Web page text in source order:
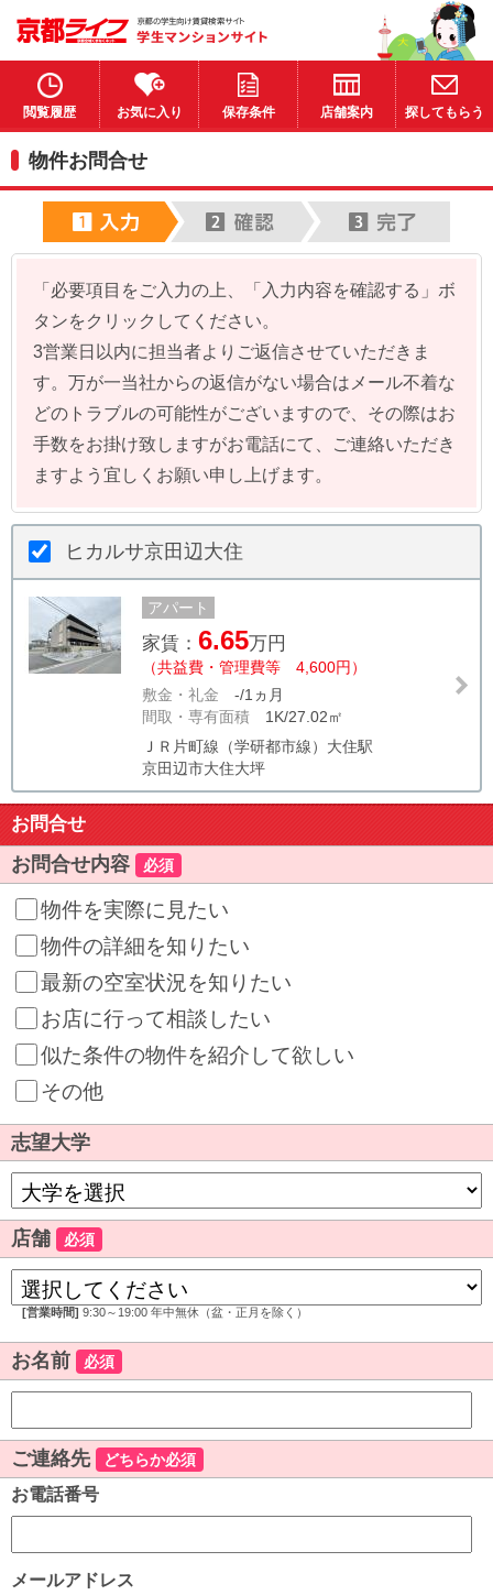
閲覧履歴 お気に入り 保存条件 店舗案内 探してもらう
物件お問合せ
「必要項目をご入力の上、「入力内容を確認する」ボ
タンをクリックしてください。
3営業日以内に担当者よりご返信させていただきま
す。万が一当社からの返信がない場合はメール不着な
どのトラブルの可能性がございますので、その際はお
手数をお掛け致しますがお電話にて、ご連絡いただき
ますよう宜しくお願い申し上げます。
ヒカルサ京田辺大住
アパート
家賃： 6.65万円
（共益費・管理費等 4,600円）
敷金・礼金 -/1ヵ月
間取・専有面積 1K/27.02㎡
ＪＲ片町線（学研都市線）大住駅
京田辺市大住大坪
お問合せ
お問合せ内容 必須
物件を実際に見たい
物件の詳細を知りたい
最新の空室状況を知りたい
お店に行って相談したい
似た条件の物件を紹介して欲しい
その他
志望大学
店舗 必須
[営業時間] 9:30～19:00 年中無休（盆・正月を除く）
お名前 必須
ご連絡先 どちらか必須
お電話番号
メールアドレス